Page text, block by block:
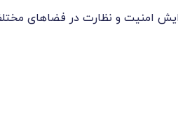
امنیت و نظارت در فضاهای